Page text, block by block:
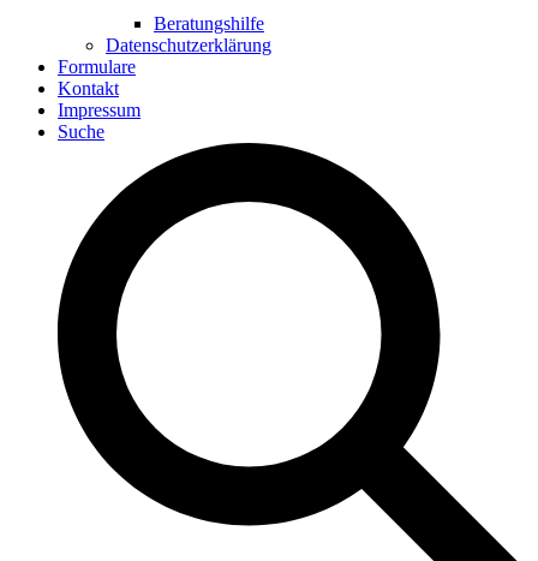
Beratungshilfe
Datenschutzerklärung
Formulare
Kontakt
Impressum
Suche